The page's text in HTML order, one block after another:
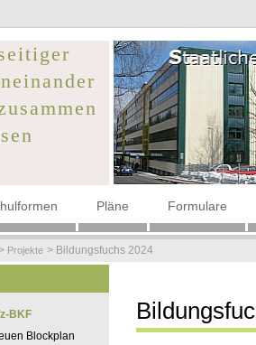
Pläne Formulare
Projekte Bildungsfuchs 2024
BKF
Blockplan